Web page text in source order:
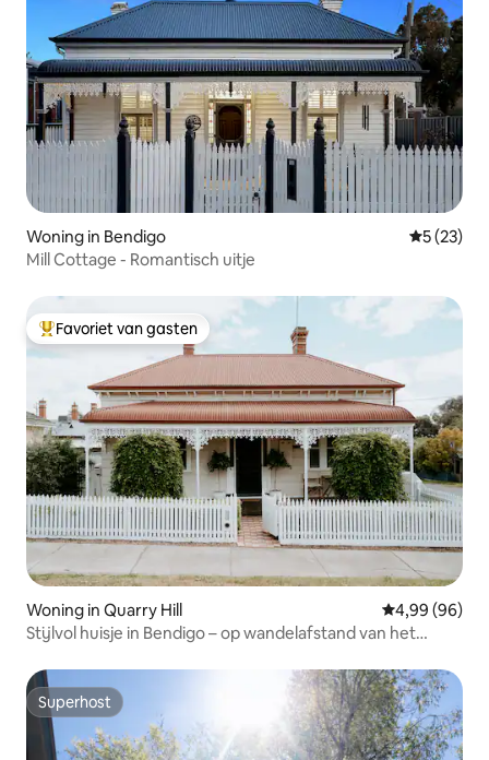
Woning in Bendigo
5 (23)
Mill Cottage - Romantisch uitje
Topfavoriet van gasten
Favoriet van gasten
Woning in Quarry Hill Gemiddelde
4,99 (96)
Stijlvol huisje in Bendigo – op wandelafstand van het
Superhost
Superhost